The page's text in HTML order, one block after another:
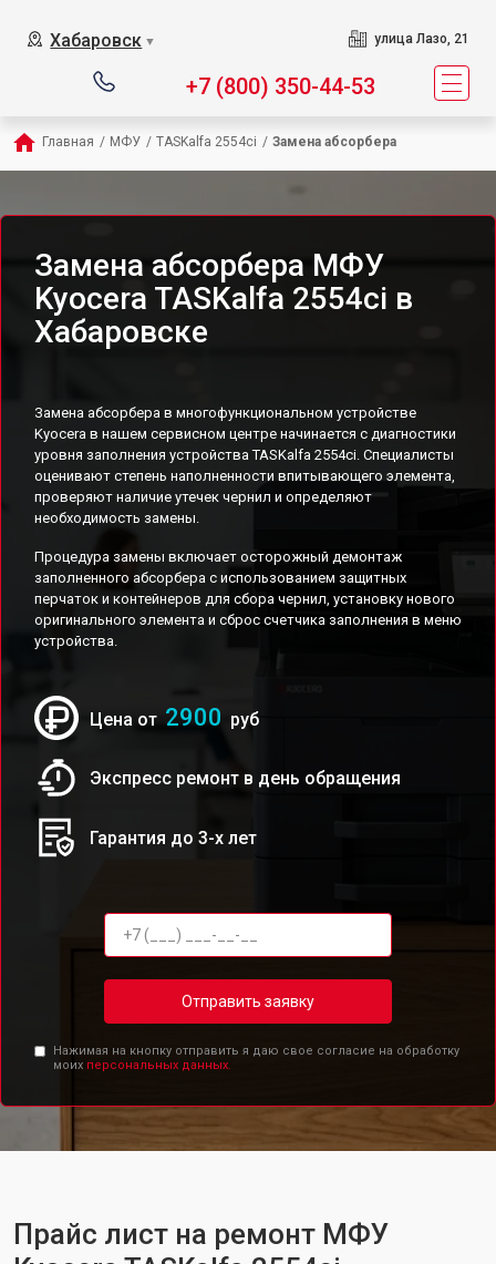
Хабаровск ▼ улица Лазо, 21
+7 (800) 350-44-53
Главная / МФУ / TASKalfa 2554ci / Замена абсорбера
Замена абсорбера МФУ
Kyocera TASKalfa 2554ci в
Хабаровске
Замена абсорбера в многофункциональном устройстве
Kyocera в нашем сервисном центре начинается с диагностики
уровня заполнения устройства TASKalfa 2554ci. Специалисты
оценивают степень наполненности впитывающего элемента,
проверяют наличие утечек чернил и определяют
необходимость замены.
Процедура замены включает осторожный демонтаж
заполненного абсорбера с использованием защитных
перчаток и контейнеров для сбора чернил, установку нового
оригинального элемента и сброс счетчика заполнения в меню
устройства.
Цена от 2900 руб
Экспресс ремонт в день обращения
Гарантия до 3-х лет
Отправить заявку
Нажимая на кнопку отправить я даю свое согласие на обработку
моих персональных данных.
Прайс лист на ремонт МФУ